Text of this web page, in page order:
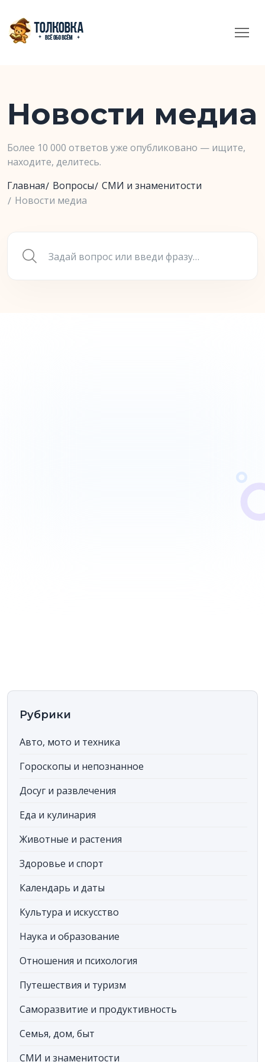
Новости медиа
Более 10 000 ответов уже опубликовано — ищите,
находите, делитесь.
Главная
Вопросы
СМИ и знаменитости
Новости медиа
Рубрики
Авто, мото и техника
Гороскопы и непознанное
Досуг и развлечения
Еда и кулинария
Животные и растения
Здоровье и спорт
Календарь и даты
Культура и искусство
Наука и образование
Отношения и психология
Путешествия и туризм
Саморазвитие и продуктивность
Семья, дом, быт
СМИ и знаменитости